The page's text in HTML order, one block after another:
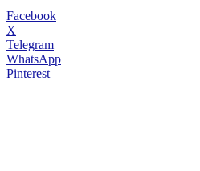
Facebook
X
Telegram
WhatsApp
Pinterest